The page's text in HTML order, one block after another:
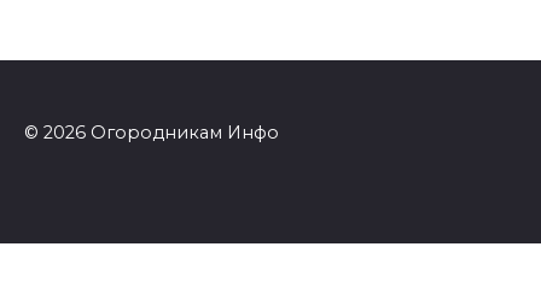
© 2026 Огородникам Инфо